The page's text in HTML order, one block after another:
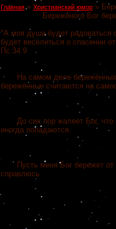
Главная» Христианский юмор »
Бережёного Бог
"А моя душа будет радоваться
будет веселиться о спасении
Пс.34:9
На самом деле бережённых
бережённые считаются на
До сих пор жалеет Бог, что
иногда попадаются.
Пусть меня Бог бережет от
справлюсь